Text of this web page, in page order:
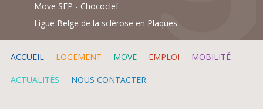
Move SEP - Chococlef
Ligue Belge de la sclérose en Plaques
ACCUEIL LOGEMENT MOVE EMPLOI MOBILITÉ
ACTUALITÉS NOUS CONTACTER